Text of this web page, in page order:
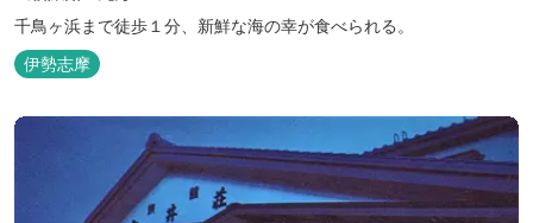
千鳥ヶ浜まで徒歩１分、新鮮な海の幸が食べられる。
伊勢志摩